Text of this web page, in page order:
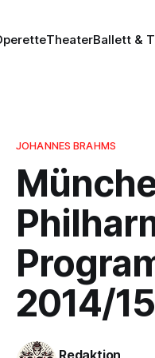
TheaterBallett &
JOHANNES BRAHMS
2014/
Redaktion